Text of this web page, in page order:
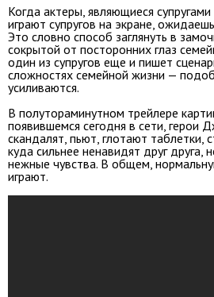
Когда актеры, являющиеся
играют супругов на экране,
Это словно способ заглянуть в
сокрытой от посторонних глаз
один из супругов еще и пишет
сложностях семейной жизни —
усиливаются.
В полутораминутном трейлере
появившемся сегодня в сети, герои
скандалят, пьют, глотают таблетки,
куда сильнее ненавидят друг друга,
нежные чувства. В общем,
играют.